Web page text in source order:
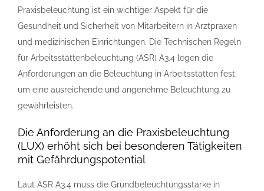
Praxisbeleuchtung ist ein wichtiger Aspekt für die
Gesundheit und Sicherheit von Mitarbeitern in Arztpraxen
und medizinischen Einrichtungen. Die Technischen Regeln
für Arbeitsstättenbeleuchtung (ASR) A3.4 legen die
Anforderungen an die Beleuchtung in Arbeitsstätten fest,
um eine ausreichende und angenehme Beleuchtung zu
gewährleisten.
Die Anforderung an die Praxisbeleuchtung
(LUX) erhöht sich bei besonderen Tätigkeiten
mit Gefährdungspotential
Laut ASR A3.4 muss die Grundbeleuchtungsstärke in